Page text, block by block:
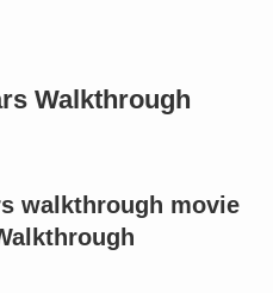
Walkthrough
walkthrough movie